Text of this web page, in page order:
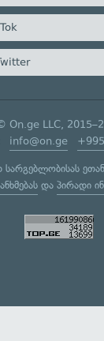
On.ge LLC,
info@on.ge
სარგებლობისას
და პირადი